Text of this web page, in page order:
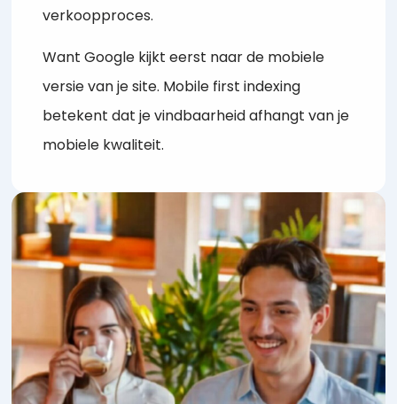
verkoopproces.
Want Google kijkt eerst naar de mobiele
versie van je site. Mobile first indexing
betekent dat je vindbaarheid afhangt van je
mobiele kwaliteit.